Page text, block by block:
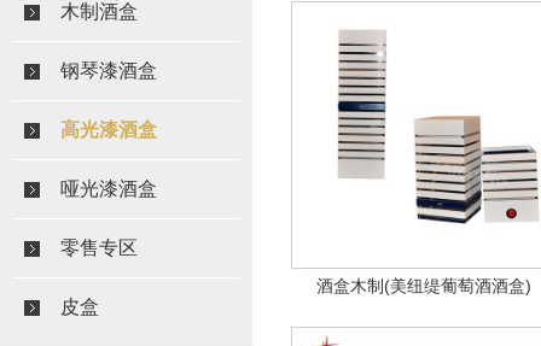
木制酒盒
钢琴漆酒盒
高光漆酒盒
哑光漆酒盒
零售专区
皮盒
酒盒木制(美纽缇葡萄酒酒盒)